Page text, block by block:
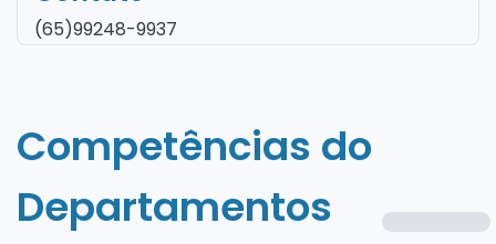
(65)99248-9937
Competências do
Departamentos